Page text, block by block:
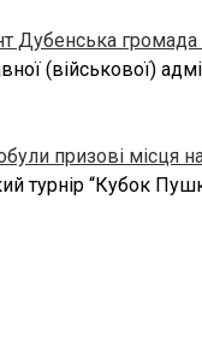
Дубенська
(військової)
призові місця
турнір “Кубок